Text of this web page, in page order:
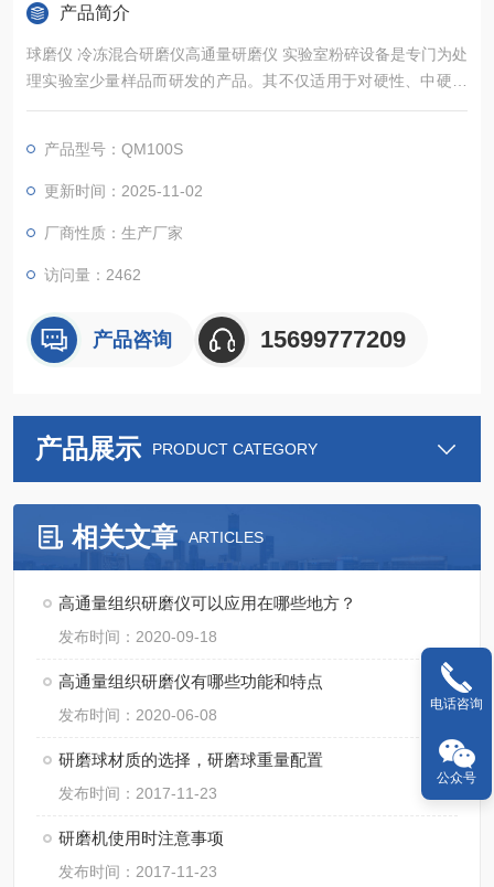
产品简介
球磨仪 冷冻混合研磨仪高通量研磨仪 实验室粉碎设备是专门为处
理实验室少量样品而研发的产品。其不仅适用于对硬性、中硬性
和脆性样品的细粉碎和精细研磨，还适用于软性、弹性、纤维质
产品型号：QM100S
更新时间：2025-11-02
厂商性质：生产厂家
访问量：2462
产品咨询 15699777209
产品展示 PRODUCT CATEGORY
相关文章 ARTICLES
高通量组织研磨仪可以应用在哪些地方？
发布时间：2020-09-18
高通量组织研磨仪有哪些功能和特点
发布时间：2020-06-08
研磨球材质的选择，研磨球重量配置
发布时间：2017-11-23
研磨机使用时注意事项
发布时间：2017-11-23
电话咨询
公众号